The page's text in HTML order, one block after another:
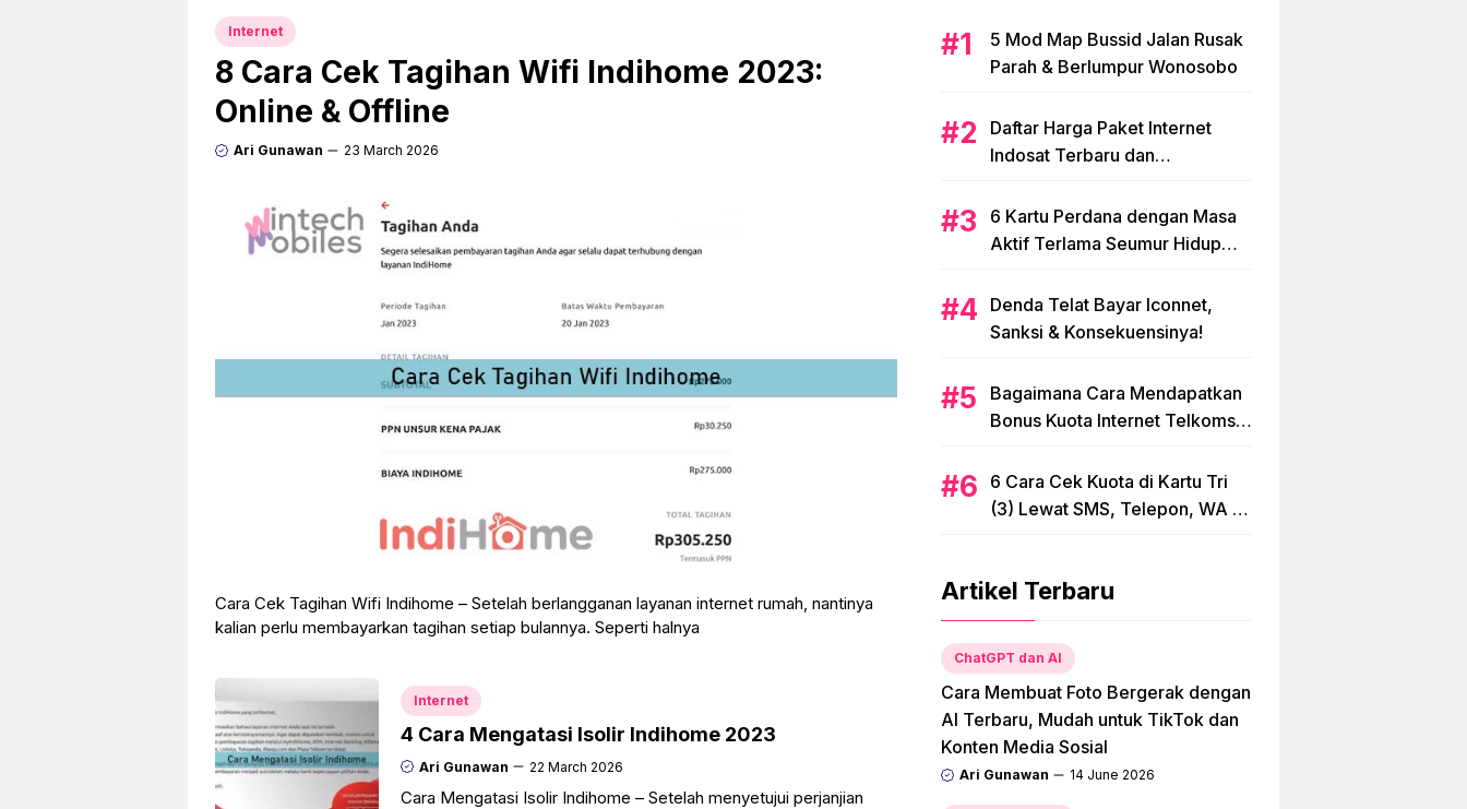
Internet
8 Cara Cek Tagihan Wifi Indihome 2023:
Online & Offline
Ari Gunawan 23 March 2026
Cara Cek Tagihan Wifi Indihome – Setelah berlangganan layanan internet rumah, nantinya
kalian perlu membayarkan tagihan setiap bulannya. Seperti halnya
Internet
4 Cara Mengatasi Isolir Indihome 2023
Ari Gunawan 22 March 2026
Cara Mengatasi Isolir Indihome – Setelah menyetujui perjanjian
5 Mod Map Bussid Jalan Rusak
Parah & Berlumpur Wonosobo
Daftar Harga Paket Internet
Indosat Terbaru dan
6 Kartu Perdana dengan Masa
Aktif Terlama Seumur Hidup
Denda Telat Bayar Iconnet,
Sanksi & Konsekuensinya!
Bagaimana Cara Mendapatkan
Bonus Kuota Internet Telkomsel
6 Cara Cek Kuota di Kartu Tri
(3) Lewat SMS, Telepon, WA &
Artikel Terbaru
ChatGPT dan AI
Cara Membuat Foto Bergerak dengan
AI Terbaru, Mudah untuk TikTok dan
Konten Media Sosial
Ari Gunawan 14 June 2026